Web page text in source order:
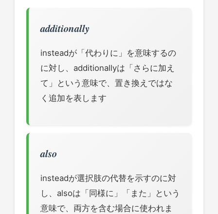
additionally
insteadが「代わりに」を意味するの
に対し、additionallyは「さらに加え
て」という意味で、置き換えではな
く追加を表します
also
insteadが選択肢の代替を示すのに対
し、alsoは「同様に」「また」という
意味で、両方を含む場合に使われま